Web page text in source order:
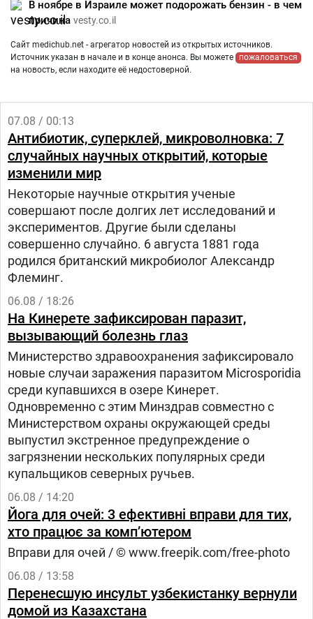
В ноябре в Израиле может подорожать бензин - в чем
причина vesty.co.il
Сайт medichub.net - агрегатор новостей из открытых источников.
Источник указан в начале и в конце анонса. Вы можете
пожаловаться
на новость, если находите её недостоверной.
07.08 / 00:13
Антибиотик, суперклей, микроволновка: 7
случайных научных открытий, которые
изменили мир
Некоторые научные открытия ученые
совершают после долгих лет исследований и
экспериментов. Другие были сделаны
совершенно случайно. 6 августа 1881 года
родился британский микробиолог Александр
Флеминг.
06.08 / 18:26
На Кинерете зафиксирован паразит,
вызывающий болезнь глаз
Министерство здравоохранения зафиксировало
новые случаи заражения паразитом Microsporidia
среди купавшихся в озере Кинерет.
Одновременно с этим Минздрав совместно с
Министерством охраны окружающей среды
выпустил экстренное предупреждение о
загрязнении нескольких популярных среди
купальщиков северных ручьев.
06.08 / 14:20
Йога для очей: 3 ефективні вправи для тих,
хто працює за комп’ютером
Вправи для очей / © www.freepik.com/free-photo
06.08 / 13:58
Перенесшую инсульт узбекистанку вернули
домой из Казахстана